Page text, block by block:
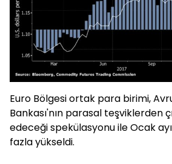
Euro Bölgesi ortak para birimi,
Bankası'nın parasal teşviklerden
edeceği spekülasyonu ile Ocak
fazla yükseldi.